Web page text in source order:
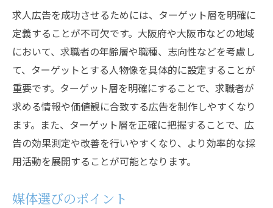
キャンペーンの設定と効果的な運用
内部リソースの活用と外部委託のバランス
競合他社との差別化を図る求人広告戦略
競合分析の重要性と方法
独自の強みを広告に反映させる
企業のビジョンとミッションを明確に打ち
出す
応募者の心理を理解した広告作り
リファラルプログラムの活用
成功事例の紹介と口コミ戦略
求人広告を成功させるためには、ターゲット層を明確に
定義することが不可欠です。大阪府や大阪市などの地域
において、求職者の年齢層や職種、志向性などを考慮し
て、ターゲットとする人物像を具体的に設定することが
重要です。ターゲット層を明確にすることで、求職者が
求める情報や価値観に合致する広告を制作しやすくなり
ます。また、ターゲット層を正確に把握することで、広
告の効果測定や改善を行いやすくなり、より効率的な採
用活動を展開することが可能となります。
媒体選びのポイント